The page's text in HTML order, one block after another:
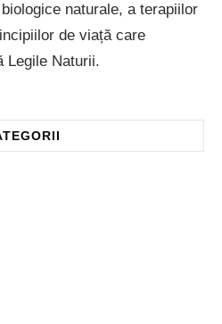
naturale, a terapiilor
de viață care
Legile Naturii.